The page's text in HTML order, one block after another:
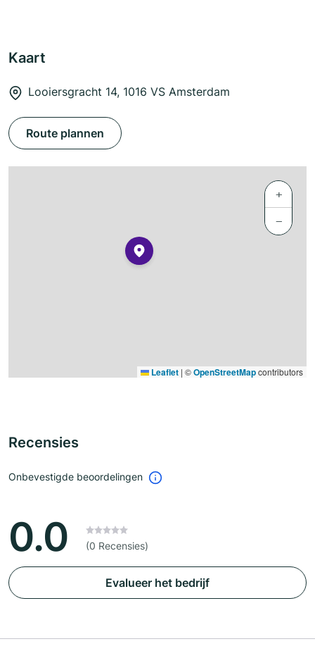
Kaart
Looiersgracht 14, 1016 VS Amsterdam
Route plannen
+
−
Leaflet | ©OpenStreetMapcontributors
Recensies
Onbevestigde beoordelingen
0.0 (0 Recensies)
Evalueer het bedrijf